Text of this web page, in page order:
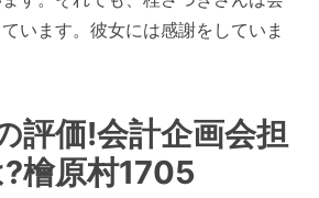
います。彼女には感謝をしていま
評価!会計企画会担
檜原村1705